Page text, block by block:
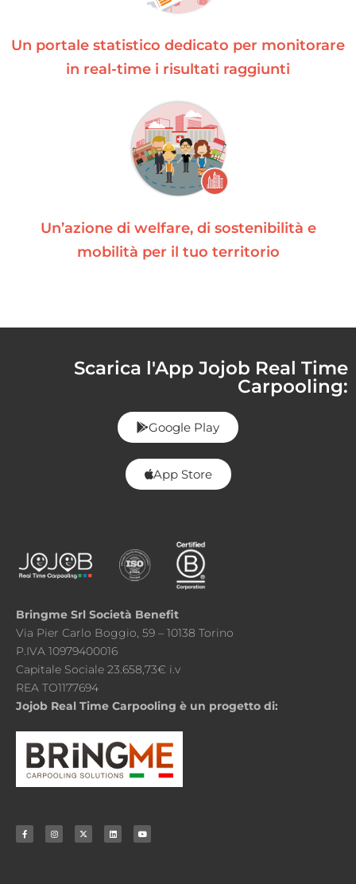
Un portale statistico dedicato per monitorare
in real-time i risultati raggiunti
Un’azione di welfare, di sostenibilità e
mobilità per il tuo territorio
Scarica l'App Jojob Real Time
Carpooling:
Google Play
App Store
Bringme Srl Società Benefit
Via Pier Carlo Boggio, 59 – 10138 Torino
P.IVA 10979400016
Capitale Sociale 23.658,73€ i.v
REA TO1177694
Jojob Real Time Carpooling è un progetto di: